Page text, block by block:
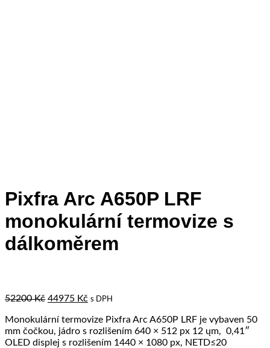
Pixfra Arc A650P LRF
monokulární termovize s
dálkoměrem
52200Kč Original
was:
52200 Kč.
44975 Kč Current
is:
44975 Kč.
s DPH
Monokulární termovize Pixfra Arc A650P LRF je vybaven 50
mm čočkou, jádro s rozlišením 640 × 512 px 12 ųm, 0,41″
OLED displej s rozlišením 1440 × 1080 px, NETD≤20